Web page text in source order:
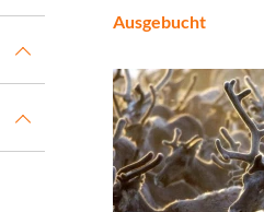
Ausgebucht